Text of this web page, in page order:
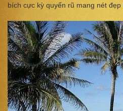
bích cực kỳ quyến rũ mang nét đẹp